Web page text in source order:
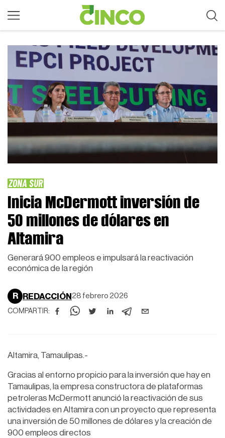
ZONA SUR
Inicia McDermott inversión de
50 millones de dólares en
Altamira
Generará 900 empleos e impulsará la reactivación
económica de la región
R REDACCIÓN 28 febrero 2026
COMPARTIR:
Altamira, Tamaulipas.-
Gracias al entorno propicio para la inversión que hay en
Tamaulipas, la empresa constructora de plataformas
petroleras McDermott anunció la reactivación de sus
actividades en Altamira con un proyecto que representa
una inversión de 50 millones de dólares y la creación de
900 empleos directos